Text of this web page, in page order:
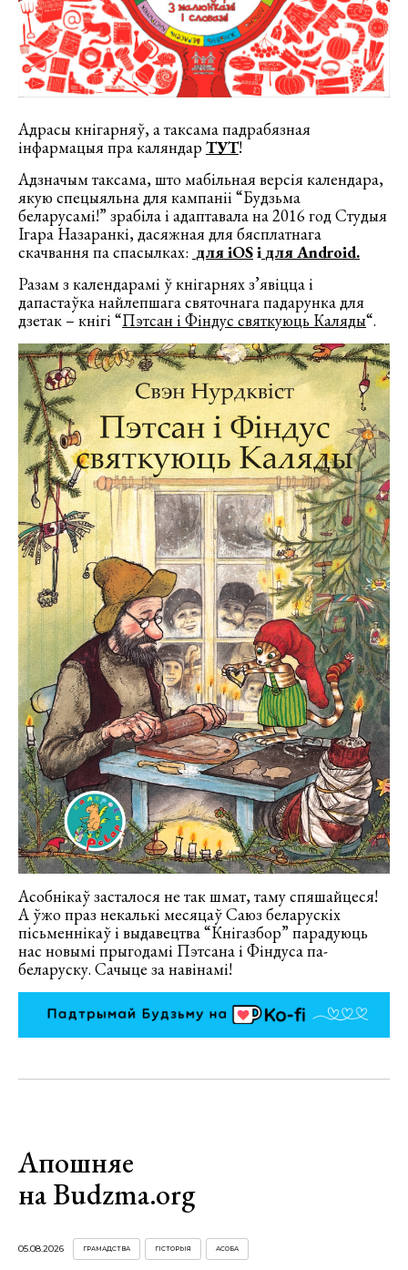
Адрасы кнігарняў, а таксама падрабязная
інфармацыя пра каляндарТУТ!
Адзначым таксама, што мабільная версія календара,
якую спецыяльна для кампаніі “Будзьма
беларусамі!” зрабіла і адаптавала на 2016 год Студыя
Ігара Назаранкі, дасяжная для бясплатнага
скачвання па спасылках: для iOSідля Android.
Разам з календарамі ў кнігарнях з’явіцца і
дапастаўка найлепшага святочнага падарунка для
дзетак – кнігі “Пэтсан і Фіндус святкуюць Каляды“.
Асобнікаў засталося не так шмат, таму спяшайцеся!
А ўжо праз некалькі месяцаў Саюз беларускіх
пісьменнікаў і выдавецтва “Кнігазбор” парадуюць
нас новымі прыгодамі Пэтсана і Фіндуса па-
беларуску. Сачыце за навінамі!
Апошняе
на Budzma.org
05.08.2026 ГРАМАДСТВА ГІСТОРЫЯ АСОБА